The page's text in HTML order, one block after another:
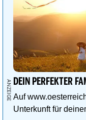
DEIN PERFEKTER
Auf
Unterkunft für